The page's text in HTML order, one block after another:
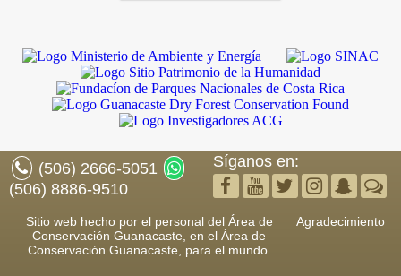
(506) 2666-5051
(506) 8886-9510
Síganos en:
Sitio web hecho por el personal del Área de
Conservación Guanacaste, en el Área de
Conservación Guanacaste, para el mundo.
Agradecimiento